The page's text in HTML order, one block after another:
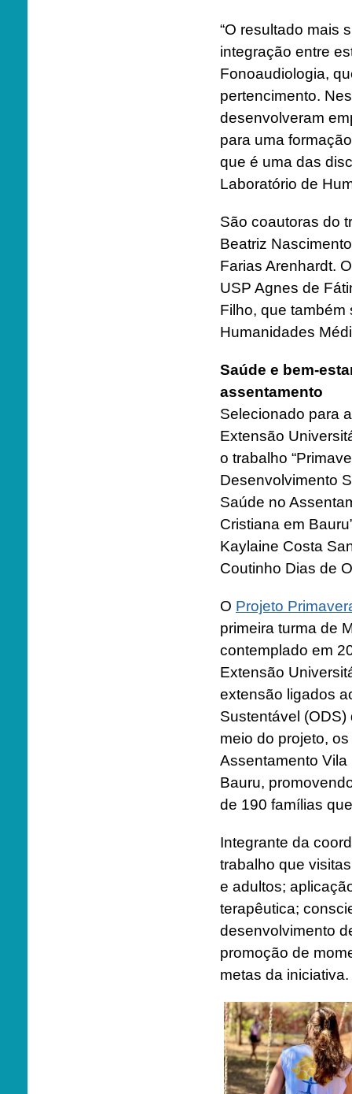
“O resultado mais
integração entre
Fonoaudiologia,
pertencimento.
desenvolveram
para uma
que é uma das
Laboratório de
São coautoras do
Beatriz
Farias Arenhardt.
USP Agnes de
Filho, que
Humanidades
Saúde e bem-
assentamento
Selecionado para
Extensão
o trabalho
Desenvolvimento
Saúde no
Cristiana em
Kaylaine Costa
Coutinho Dias de
O Projeto
primeira turma de
contemplado em
Extensão
extensão ligados
Sustentável
meio do projeto,
Assentamento
Bauru,
de 190 famílias
Integrante da
trabalho que
e adultos;
terapêutica;
desenvolvimento
promoção de
metas da iniciativa.